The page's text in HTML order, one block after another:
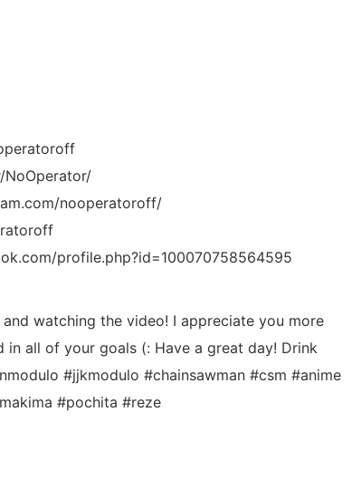
nooperatoroff/
profile.php?id=100070758564595
watching the video! I appreciate you more
all of your goals (: Have a great day! Drink
#jjkmodulo #chainsawman #csm #anime
#pochita #reze